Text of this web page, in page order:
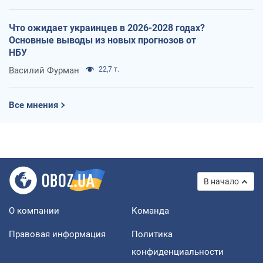
Что ожидает украинцев в 2026-2028 годах?
Основные выводы из новых прогнозов от
НБУ
Василий Фурман 22,7 т.
Все мнения
В начало
О компании Команда
Правовая информация
Политика
конфиденциальности